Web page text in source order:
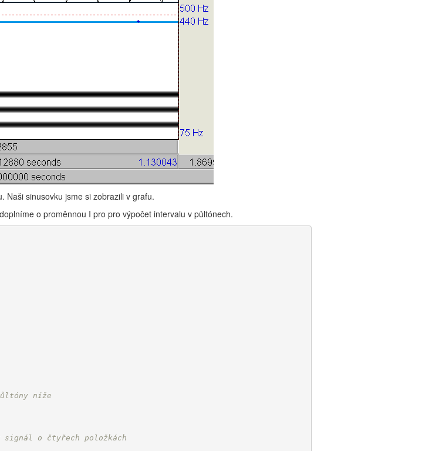
Naši sinusovku jsme si zobrazili v grafu.
o proměnnou I pro pro výpočet intervalu v půltónech.
níže
signál o čtyřech položkách